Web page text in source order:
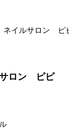
ネイルサロン ピ
サロン ピピ